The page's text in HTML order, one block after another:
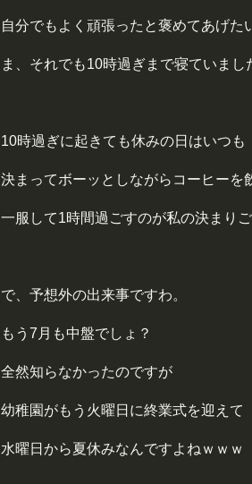
自分でもよく頑張ったと褒めてあげた
ま、それでも10時過ぎまで寝ていまし
10時過ぎに起きても休みの日はいつも
決まってボーッとしながらコーヒーを
一服して1時間過ごすのが私の決まりご
で、予想外の出来事ですわ。
もう7月も中盤でしょ？
全然知らなかったのですが
幼稚園がもう火曜日に終業式を迎えて
水曜日から夏休みなんですよねｗｗｗ